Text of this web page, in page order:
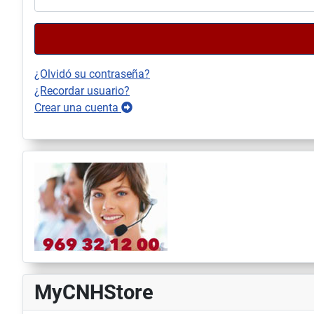
¿Olvidó su contraseña?
¿Recordar usuario?
Crear una cuenta
MyCNHStore